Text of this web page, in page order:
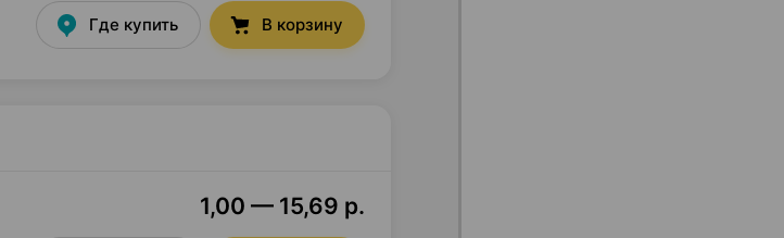
Где купить В корзину
1,00 — 15,69 р.